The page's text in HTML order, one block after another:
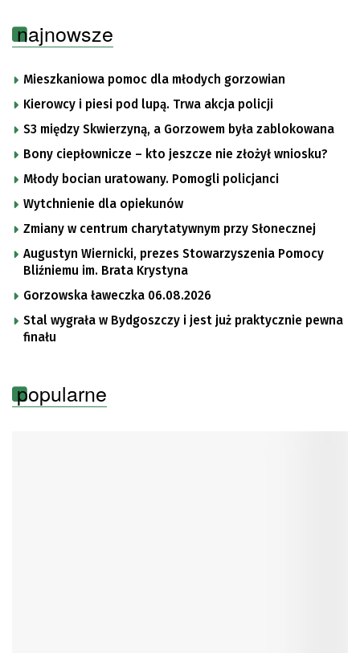
najnowsze
Mieszkaniowa pomoc dla młodych gorzowian
Kierowcy i piesi pod lupą. Trwa akcja policji
S3 między Skwierzyną, a Gorzowem była zablokowana
Bony ciepłownicze – kto jeszcze nie złożył wniosku?
Młody bocian uratowany. Pomogli policjanci
Wytchnienie dla opiekunów
Zmiany w centrum charytatywnym przy Słonecznej
Augustyn Wiernicki, prezes Stowarzyszenia Pomocy
Bliźniemu im. Brata Krystyna
Gorzowska ławeczka 06.08.2026
Stal wygrała w Bydgoszczy i jest już praktycznie pewna
finału
popularne